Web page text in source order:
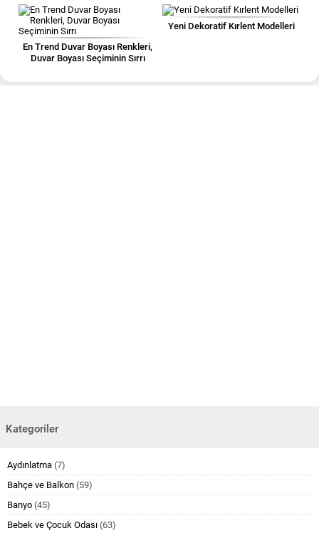
En Trend Duvar Boyası Renkleri,
Duvar Boyası Seçiminin Sırrı
Yeni Dekoratif Kırlent Modelleri
Kategoriler
Aydınlatma (7)
Bahçe ve Balkon (59)
Banyo (45)
Bebek ve Çocuk Odası (63)